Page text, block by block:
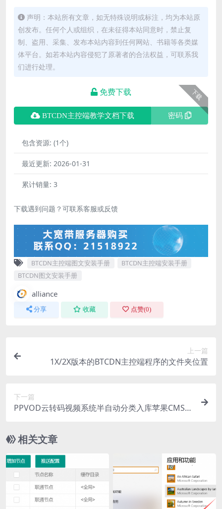
声明：本站所有文章，如无特殊说明或标注，均为本站原
创发布。任何个人或组织，在未征得本站同意时，禁止复
制、盗用、采集、发布本站内容到任何网站、书籍等各类媒
体平台。如若本站内容侵犯了原著者的合法权益，可联系我
们进行处理。
下载
免费下载
BTCDN主控端教学文档下载 密码
包含资源: (1个)
最近更新: 2026-01-31
累计销量: 3
下载遇到问题？可联系客服或反馈
BTCDN主控端图文安装手册
BTCDN主控端安装手册
BTCDN图文安装手册
alliance
分享 收藏 点赞(0)
上一篇
1X/2X版本的BTCDN主控端程序的文件夹位置
下一篇
PPVOD云转码视频系统半自动分类入库苹果CMS
相关文章